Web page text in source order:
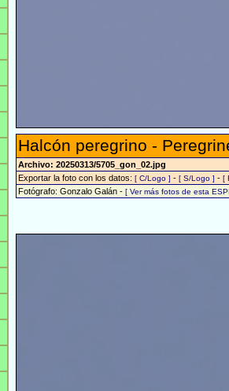
Halcón peregrino -
Archivo: 20250313/5705_gon_02.jpg
Exportar la foto con los datos: [ C/Logo ] - [ S/Logo ] - [
Fotógrafo: Gonzalo Galán - [ Ver más fotos de esta